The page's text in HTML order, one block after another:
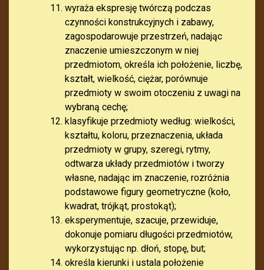
wyraża ekspresję twórczą podczas
czynności konstrukcyjnych i zabawy,
zagospodarowuje przestrzeń, nadając
znaczenie umieszczonym w niej
przedmiotom, określa ich położenie, liczbę,
kształt, wielkość, ciężar, porównuje
przedmioty w swoim otoczeniu z uwagi na
wybraną cechę;
klasyfikuje przedmioty według: wielkości,
kształtu, koloru, przeznaczenia, układa
przedmioty w grupy, szeregi, rytmy,
odtwarza układy przedmiotów i tworzy
własne, nadając im znaczenie, rozróżnia
podstawowe figury geometryczne (koło,
kwadrat, trójkąt, prostokąt);
eksperymentuje, szacuje, przewiduje,
dokonuje pomiaru długości przedmiotów,
wykorzystując np. dłoń, stopę, but;
określa kierunki i ustala położenie